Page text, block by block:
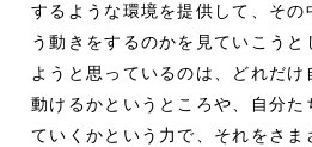
するような環境を提供して、その
う動きをするのかを見ていこうと
ようと思っているのは、どれだけ
動けるかというところや、自分た
ていくかという力で、それをさま